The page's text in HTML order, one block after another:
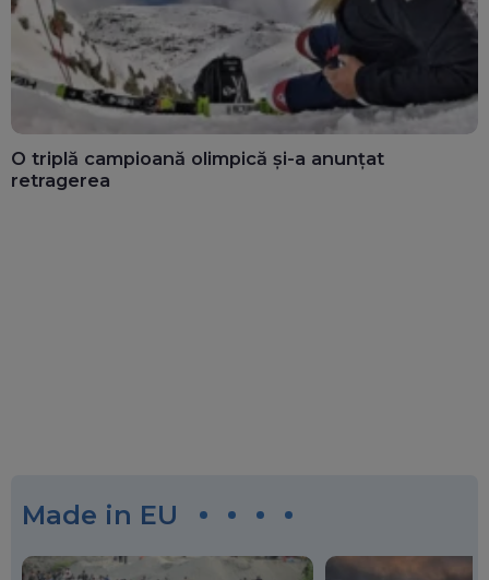
O triplă campioană olimpică și-a anunțat
retragerea
Made in EU